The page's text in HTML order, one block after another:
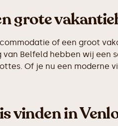
grote
of een groot
van Belfeld hebben wij
Of je nu een moderne
vinden in